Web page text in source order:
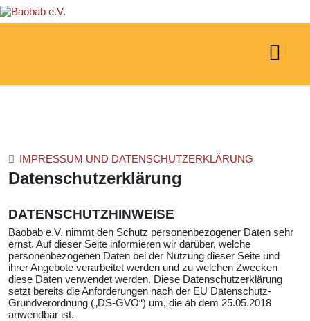
IMPRESSUM UND DATENSCHUTZERKLÄRUNG
Datenschutzerklärung
DATENSCHUTZHINWEISE
Baobab e.V. nimmt den Schutz personenbezogener Daten sehr
ernst. Auf dieser Seite informieren wir darüber, welche
personenbezogenen Daten bei der Nutzung dieser Seite und
ihrer Angebote verarbeitet werden und zu welchen Zwecken
diese Daten verwendet werden. Diese Datenschutzerklärung
setzt bereits die Anforderungen nach der EU Datenschutz-
Grundverordnung („DS-GVO“) um, die ab dem 25.05.2018
anwendbar ist.